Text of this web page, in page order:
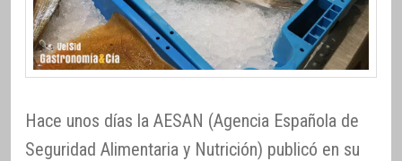
Hace unos días la AESAN (Agencia Española de
Seguridad Alimentaria y Nutrición) publicó en su